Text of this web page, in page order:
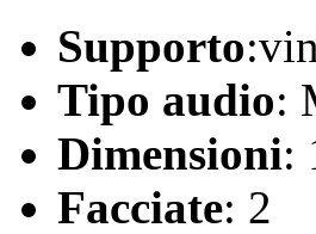
Supporto
Tipo audio:
Dimensioni:
Facciate: 2